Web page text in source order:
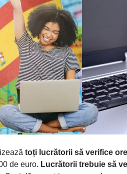
toți lucrătorii să verifice
de euro. Lucrătorii trebuie să